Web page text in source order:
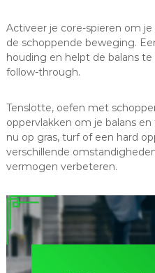
Activeer je core-spieren om
de schoppende beweging.
houding en helpt de balans
follow-through.
Tenslotte, oefen met
oppervlakken om je balans
nu op gras, turf of een hard
verschillende
vermogen verbeteren.